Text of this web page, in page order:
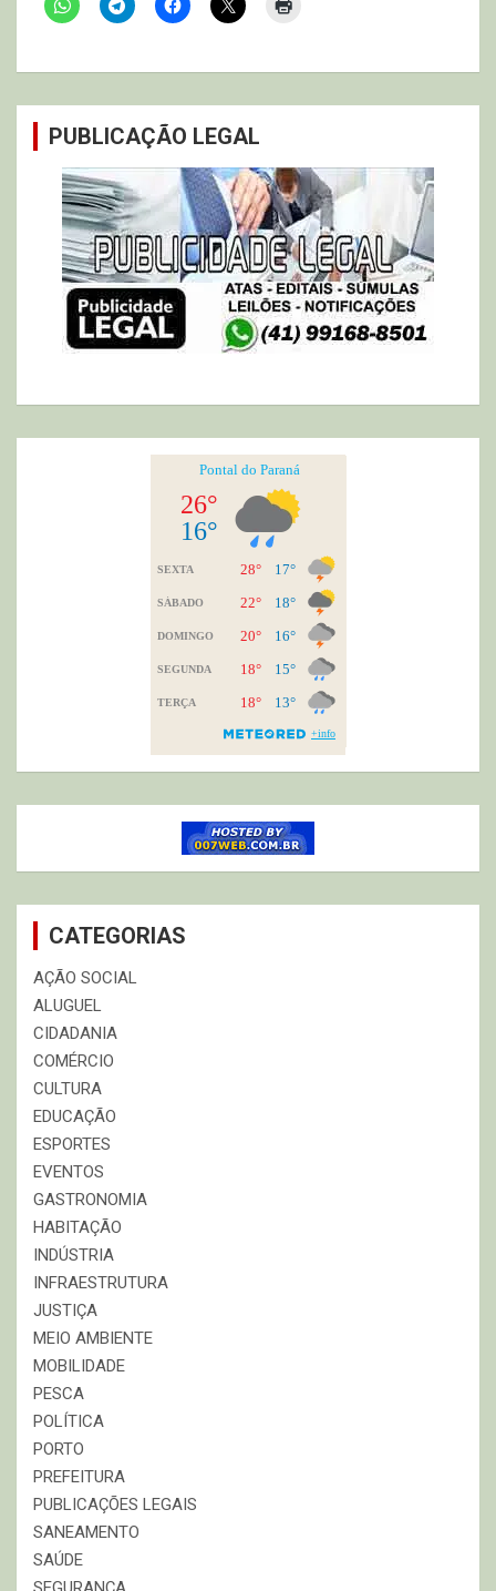
PUBLICAÇÃO LEGAL
CATEGORIAS
AÇÃO SOCIAL
ALUGUEL
CIDADANIA
COMÉRCIO
CULTURA
EDUCAÇÃO
ESPORTES
EVENTOS
GASTRONOMIA
HABITAÇÃO
INDÚSTRIA
INFRAESTRUTURA
JUSTIÇA
MEIO AMBIENTE
MOBILIDADE
PESCA
POLÍTICA
PORTO
PREFEITURA
PUBLICAÇÕES LEGAIS
SANEAMENTO
SAÚDE